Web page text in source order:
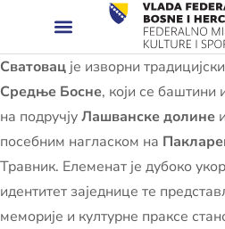
Сватовац је изворни
Средње Босне, који се баштини
на подручјуЛашванске долине
посебним нагласком на
Травник. Елеменат је дубоко
идентитет заједнице те
меморије и културне праксе